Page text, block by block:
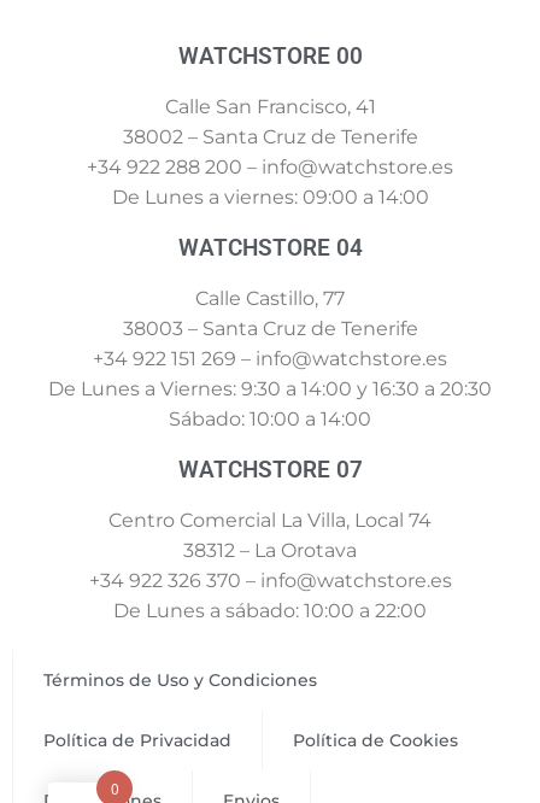
WATCHSTORE 00
Calle San Francisco, 41
38002 – Santa Cruz de Tenerife
+34 922 288 200 – info@watchstore.es
De Lunes a viernes: 09:00 a 14:00
WATCHSTORE 04
Calle Castillo, 77
38003 – Santa Cruz de Tenerife
+34 922 151 269 – info@watchstore.es
De Lunes a Viernes: 9:30 a 14:00 y 16:30 a 20:30
Sábado: 10:00 a 14:00
WATCHSTORE 07
Centro Comercial La Villa, Local 74
38312 – La Orotava
+34 922 326 370 – info@watchstore.es
De Lunes a sábado: 10:00 a 22:00
Términos de Uso y Condiciones
Política de Privacidad Política de Cookies
0